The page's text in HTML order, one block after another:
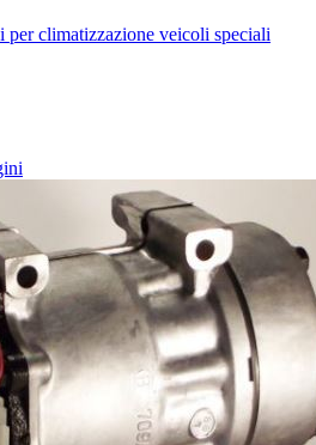
per climatizzazione veicoli speciali